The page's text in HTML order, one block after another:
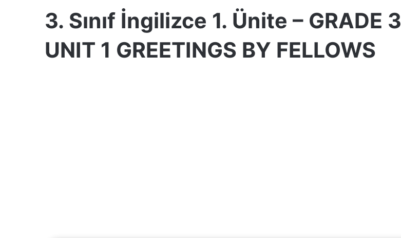
3. Sınıf İngilizce 1. Ünite – GRADE 3
UNIT 1 GREETINGS BY FELLOWS